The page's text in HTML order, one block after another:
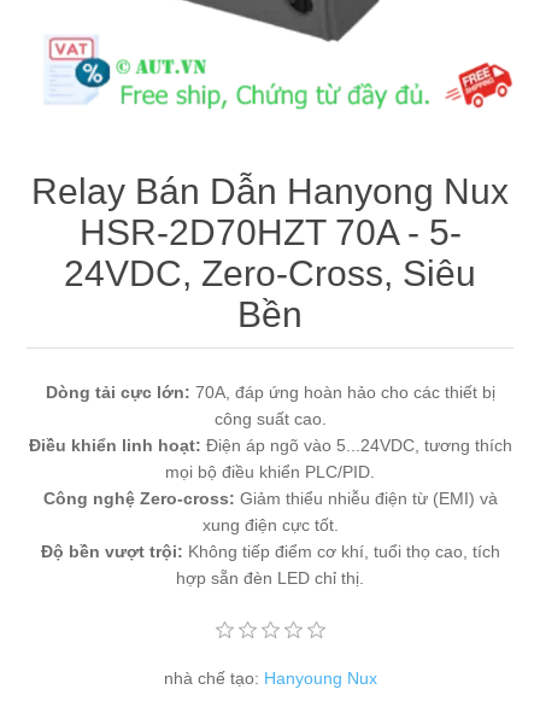
Máy tính công nghiệp
Động cơ servo 2 phase
Động cơ bước 2 phase
Chưa Phân Loại
Phụ Kiện Siemens
Relay Bán Dẫn Hanyong Nux
HSR-2D70HZT 70A - 5-
24VDC, Zero-Cross, Siêu
Bền
Dòng tải cực lớn: 70A, đáp ứng hoàn hảo cho các thiết bị
công suất cao.
Điều khiển linh hoạt: Điện áp ngõ vào 5...24VDC, tương thích
mọi bộ điều khiển PLC/PID.
Công nghệ Zero-cross: Giảm thiểu nhiễu điện từ (EMI) và
xung điện cực tốt.
Độ bền vượt trội: Không tiếp điểm cơ khí, tuổi thọ cao, tích
hợp sẵn đèn LED chỉ thị.
nhà chế tạo: Hanyoung Nux